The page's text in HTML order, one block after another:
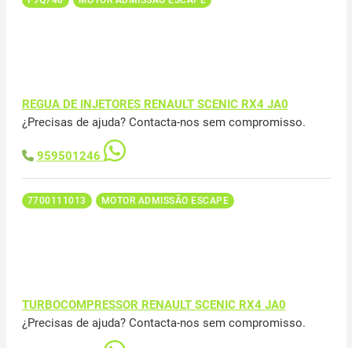
REGUA DE INJETORES RENAULT SCENIC RX4 JA0
¿Precisas de ajuda? Contacta-nos sem compromisso.
959501246
7700111013 MOTOR ADMISSÃO ESCAPE
TURBOCOMPRESSOR RENAULT SCENIC RX4 JA0
¿Precisas de ajuda? Contacta-nos sem compromisso.